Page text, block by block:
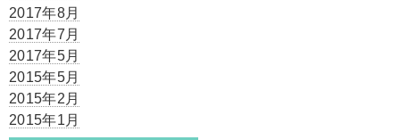
2017年8月
2017年7月
2017年5月
2015年5月
2015年2月
2015年1月